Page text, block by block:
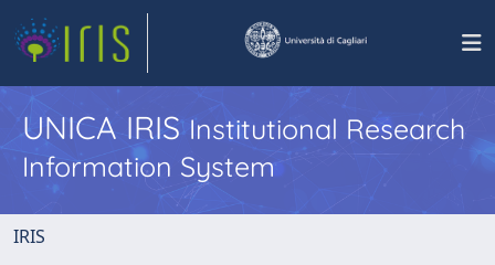
UNICA IRISInstitutional Research
Information System
IRIS